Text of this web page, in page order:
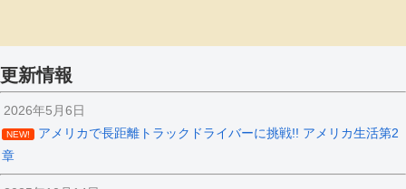
更新情報
2026年5月6日
NEW!
アメリカで長距離トラックドライバーに挑戦!! アメリカ生活第2
章